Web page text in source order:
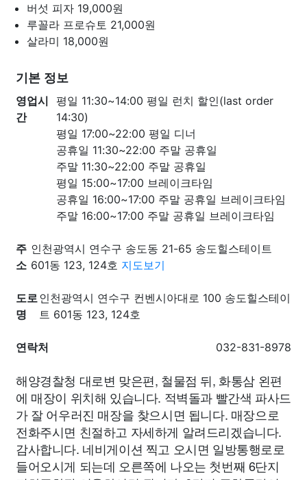
버섯 피자 19,000원
루꼴라 프로슈토 21,000원
살라미 18,000원
기본 정보
영업시
간
평일 11:30~14:00 평일 런치 할인(last order
14:30)
평일 17:00~22:00 평일 디너
공휴일 11:30~22:00 주말 공휴일
주말 11:30~22:00 주말 공휴일
평일 15:00~17:00 브레이크타임
공휴일 16:00~17:00 주말 공휴일 브레이크타임
주말 16:00~17:00 주말 공휴일 브레이크타임
주
소
인천광역시 연수구 송도동 21-65 송도힐스테이트
601동 123, 124호 지도보기
도로
명
인천광역시 연수구 컨벤시아대로 100 송도힐스테이
트 601동 123, 124호
연락처 032-831-8978
해양경찰청 대로변 맞은편, 철물점 뒤, 화통삼 왼편
에 매장이 위치해 있습니다. 적벽돌과 빨간색 파사드
가 잘 어우러진 매장을 찾으시면 됩니다. 매장으로
전화주시면 친절하고 자세하게 알려드리겠습니다.
감사합니다. 네비게이션 찍고 오시면 일방통행로로
들어오시게 되는데 오른쪽에 나오는 첫번째 6단지